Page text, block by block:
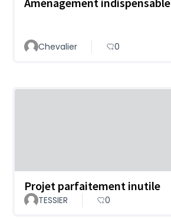
Chevalier 0
Projet parfaitement inutile
TESSIER 0